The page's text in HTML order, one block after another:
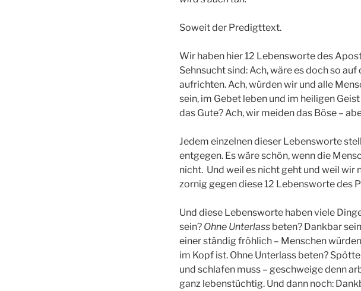
Soweit der Predigttext.
Wir haben hier 12 Lebensworte des
Sehnsucht sind: Ach, wäre es doch so
aufrichten. Ach, würden wir und alle
sein, im Gebet leben und im heiligen
das Gute? Ach, wir meiden das Böse –
Jedem einzelnen dieser Lebensworte
entgegen. Es wäre schön, wenn die
nicht. Und weil es nicht geht und weil
zornig gegen diese 12 Lebensworte des
Und diese Lebensworte haben viele
sein? Ohne Unterlass beten? Dankbar sein
einer ständig fröhlich – Menschen
im Kopf ist. Ohne Unterlass beten?
und schlafen muss – geschweige denn
ganz lebenstüchtig. Und dann noch: